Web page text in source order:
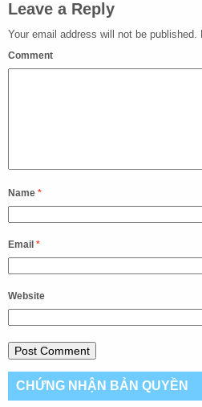
Leave a Reply
Your email address will not be published.
Comment
Name *
Email *
Website
CHỨNG NHẬN BẢN QUYỀN